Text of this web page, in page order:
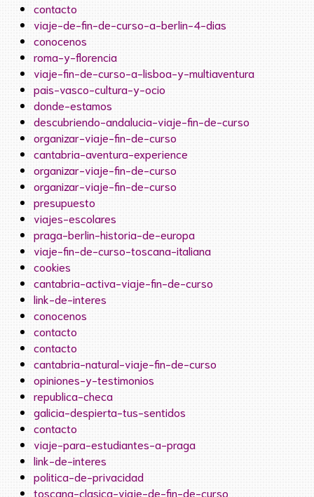
contacto
viaje-de-fin-de-curso-a-berlin-4-dias
conocenos
roma-y-florencia
viaje-fin-de-curso-a-lisboa-y-multiaventura
pais-vasco-cultura-y-ocio
donde-estamos
descubriendo-andalucia-viaje-fin-de-curso
organizar-viaje-fin-de-curso
cantabria-aventura-experience
organizar-viaje-fin-de-curso
organizar-viaje-fin-de-curso
presupuesto
viajes-escolares
praga-berlin-historia-de-europa
viaje-fin-de-curso-toscana-italiana
cookies
cantabria-activa-viaje-fin-de-curso
link-de-interes
conocenos
contacto
contacto
cantabria-natural-viaje-fin-de-curso
opiniones-y-testimonios
republica-checa
galicia-despierta-tus-sentidos
contacto
viaje-para-estudiantes-a-praga
link-de-interes
politica-de-privacidad
toscana-clasica-viaje-de-fin-de-curso